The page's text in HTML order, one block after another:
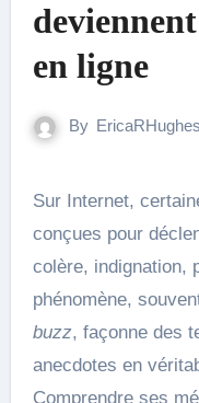
en ligne
By EricaRHughes
Sur Internet, certaines publications semblent
conçues pour
colère, indignation,
phénomène,
buzz, façonne des
anecdotes en
Comprendre ses